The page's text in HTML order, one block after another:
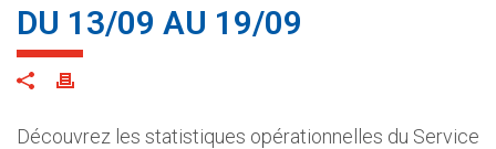
DU 13/09 AU 19/09
Découvrez les statistiques opérationnelles du Service